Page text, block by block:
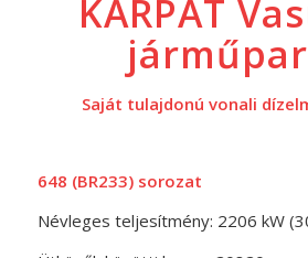
KÁRPÁT
Saját tulajdonú vonali
648 (BR233) sorozat
Névleges teljesítmény: 2206 kW